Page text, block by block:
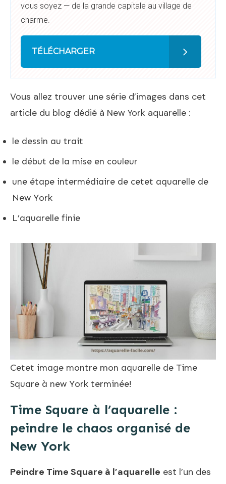
vous soyez — de la grande capitale au village de
charme.
TÉLÉCHARGER
Vous allez trouver une série d’images dans cet
article du blog dédié à New York aquarelle :
le dessin au trait
le début de la mise en couleur
une étape intermédiaire de cetet aquarelle de
New York
L’aquarelle finie
Cetet image montre mon aquarelle de Time
Square à new York terminée!
Time Square à l’aquarelle :
peindre le chaos organisé de
New York
Peindre Time Square à l’aquarelle est l’un des